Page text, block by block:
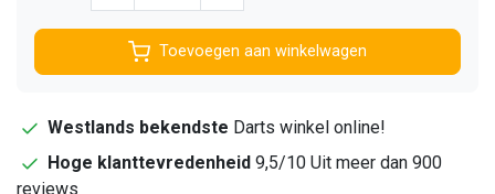
Toevoegen aan winkelwagen
Westlands bekendste Darts winkel online!
Hoge klanttevredenheid 9,5/10 Uit meer dan 900
reviews